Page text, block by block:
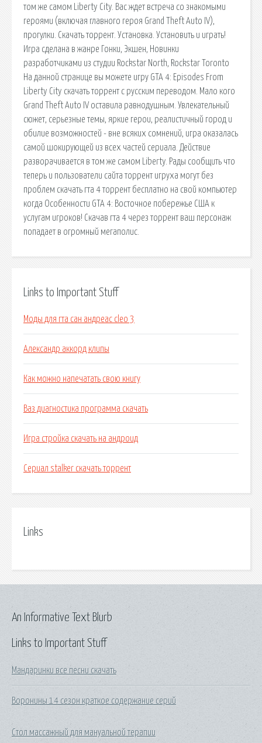
том же самом Liberty City. Вас ждет встреча со знакомыми
героями (включая главного героя Grand Theft Auto IV),
прогулки. Скачать торрент. Установка. Установить и играть!
Игра сделана в жанре Гонки, Экшен, Новинки
разработчиками из студии Rockstar North, Rockstar Toronto
На данной странице вы можете игру GTA 4: Episodes From
Liberty City скачать торрент с русским переводом. Мало кого
Grand Theft Auto IV оставила равнодушным. Увлекательный
сюжет, серьезные темы, яркие герои, реалистичный город и
обилие возможностей - вне всяких сомнений, игра оказалась
самой шокирующей из всех частей сериала. Действие
разворачивается в том же самом Liberty. Рады сообщить что
теперь и пользователи сайта торрент игруха могут без
проблем скачать гта 4 торрент бесплатно на свой компьютер
когда Особенности GTA 4: Восточное побережье США к
услугам игроков! Скачав гта 4 через торрент ваш персонаж
попадает в огромный мегаполис.
Links to Important Stuff
Моды для гта сан андреас cleo 3
Александр аккорд клипы
Как можно напечатать свою книгу
Ваз диагностика программа скачать
Игра стройка скачать на андроид
Сериал stalker скачать торрент
Links
Links to Important Stuff
Мандаринки все песни скачать
Воронины 14 сезон краткое содержание серий
Стол массажный для мануальной терапии
An Informative Text Blurb